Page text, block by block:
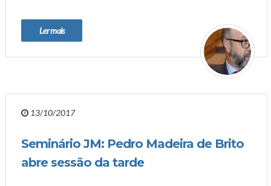
Ler mais
13/10/2017
Seminário JM: Pedro Madeira de Brito
abre sessão da tarde